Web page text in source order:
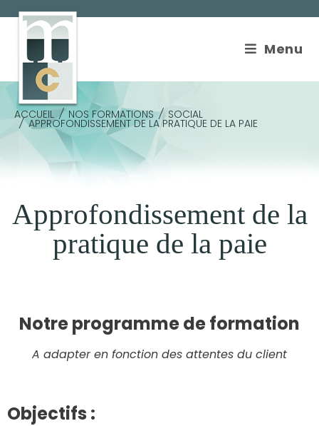
Menu
ACCUEIL / NOS FORMATIONS / SOCIAL
/ APPROFONDISSEMENT DE LA PRATIQUE DE LA PAIE
Approfondissement de la
pratique de la paie
Notre programme de formation
A adapter en fonction des attentes du client
Objectifs :
Cookies management panel